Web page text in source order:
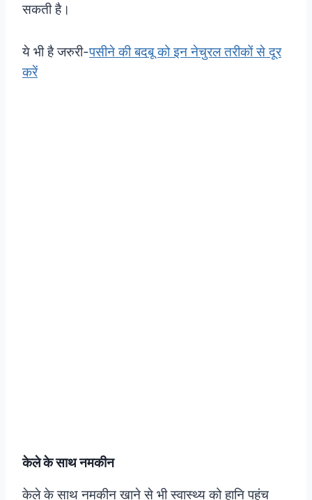
सकती है।
ये भी है जरुरी-पसीने की बदबू को इन नेचुरल तरीकों से दूर
करें
केले के साथ नमकीन
केले के साथ नमकीन खाने से भी स्वास्थ्य को हानि पहुंच